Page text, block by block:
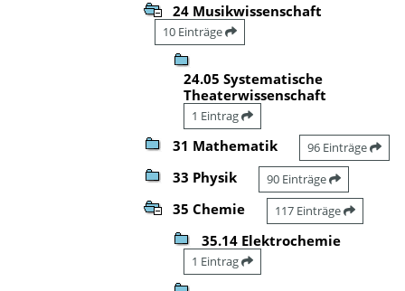
24 Musikwissenschaft
10 Einträge
24.05 Systematische
Theaterwissenschaft
1 Eintrag
31 Mathematik 96 Einträge
33 Physik 90 Einträge
35 Chemie 117 Einträge
35.14 Elektrochemie
1 Eintrag